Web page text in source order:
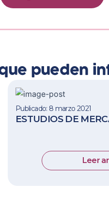
pueden
Publicado: 8 marzo 2021
ESTUDIOS DE
Leer